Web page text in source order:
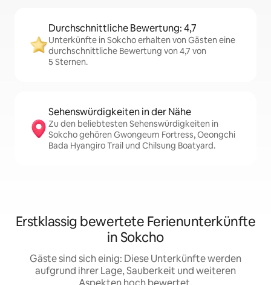
Durchschnittliche Bewertung: 4,7
Unterkünfte in Sokcho erhalten von Gästen eine
durchschnittliche Bewertung von 4,7 von
5 Sternen.
Sehenswürdigkeiten in der Nähe
Zu den beliebtesten Sehenswürdigkeiten in
Sokcho gehören Gwongeum Fortress, Oeongchi
Bada Hyangiro Trail und Chilsung Boatyard.
Erstklassig bewertete Ferienunterkünfte
in Sokcho
Gäste sind sich einig: Diese Unterkünfte werden
aufgrund ihrer Lage, Sauberkeit und weiteren